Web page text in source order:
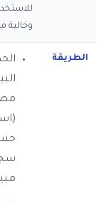
وخالية
الطريقة